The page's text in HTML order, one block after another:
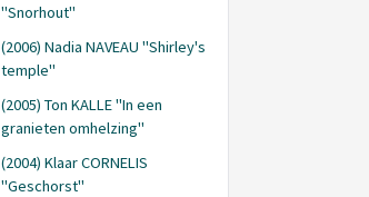
"Snorhout"
(2006) Nadia NAVEAU "Shirley's
temple"
(2005) Ton KALLE "In een
granieten omhelzing"
(2004) Klaar CORNELIS
"Geschorst"